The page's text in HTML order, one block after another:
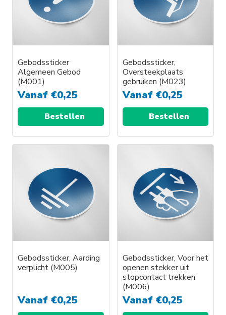
Gebodssticker
Algemeen Gebod
(M001)
Vanaf €0,25
Bestellen
Gebodssticker,
Oversteekplaats
gebruiken (M023)
Vanaf €0,25
Bestellen
Gebodssticker, Aarding
verplicht (M005)
Vanaf €0,25
Gebodssticker, Voor het
openen stekker uit
stopcontact trekken
(M006)
Vanaf €0,25